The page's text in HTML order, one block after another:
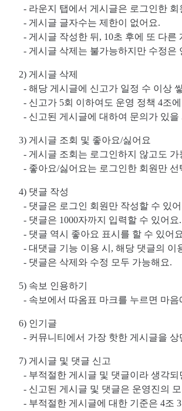
- 라운지 탭에서 게시글은 로그인한
- 게시글 글자수는 제한이 없어요.
- 게시글 작성한 뒤, 10초 후에 또 다른
- 게시글 삭제는 불가능하지만 수정은
2) 게시글 삭제
- 해당 게시글에 신고가 일정 수 이상
- 신고가 5회 이하여도 운영 정책 4조
- 신고된 게시글에 대하여 문의가 있을
3) 게시글 조회 및 좋아요/싫어요
- 게시글 조회는 로그인하지 않고도
- 좋아요/싫어요는 로그인한 회원만 선
4) 댓글 작성
- 댓글은 로그인 회원만 작성할 수 있
- 댓글은 1000자까지 입력할 수 있어요.
- 댓글 역시 좋아요 표시를 할 수 있어요
- 대댓글 기능 이용 시, 해당 댓글의
- 댓글은 삭제와 수정 모두 가능해요.
5) 속보 인용하기
- 속보에서 따옴표 마크를 누르면 마
6) 인기글
- 커뮤니티에서 가장 핫한 게시글을
7) 게시글 및 댓글 신고
- 부적절한 게시글 및 댓글이라 생각
- 신고된 게시글 및 댓글은 운영진의
- 부적절한 게시글에 대한 기준은 4조